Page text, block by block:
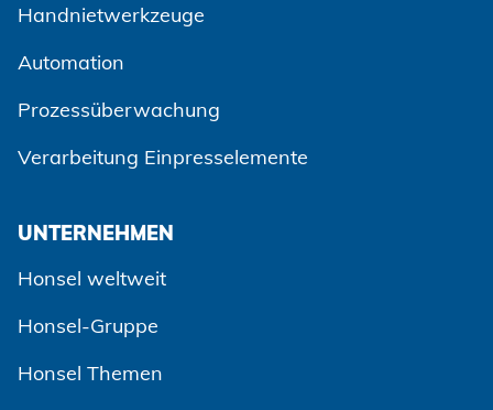
Handnietwerkzeuge
Automation
Prozessüberwachung
Verarbeitung Einpresselemente
UNTERNEHMEN
Honsel weltweit
Honsel-Gruppe
Honsel Themen